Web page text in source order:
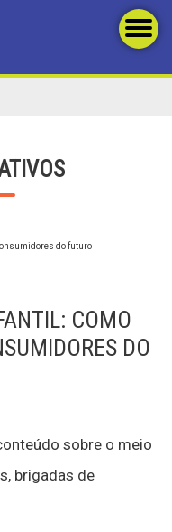
COMO
DO
sobre o meio
brigadas de